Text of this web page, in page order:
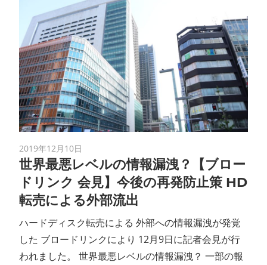
2019年12月10日
世界最悪レベルの情報漏洩？【ブロー
ドリンク 会見】今後の再発防止策 HD
転売による外部流出
ハードディスク転売による 外部への情報漏洩が発覚
した ブロードリンクにより 12月9日に記者会見が行
われました。 世界最悪レベルの情報漏洩？ 一部の報